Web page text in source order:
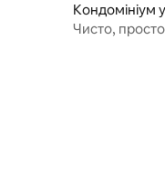
Кондомініум
sack
Чисто,